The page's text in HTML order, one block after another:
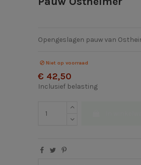
Opengeslagen pauw van
Niet op voorraad
€ 42,50
Inclusief belasting